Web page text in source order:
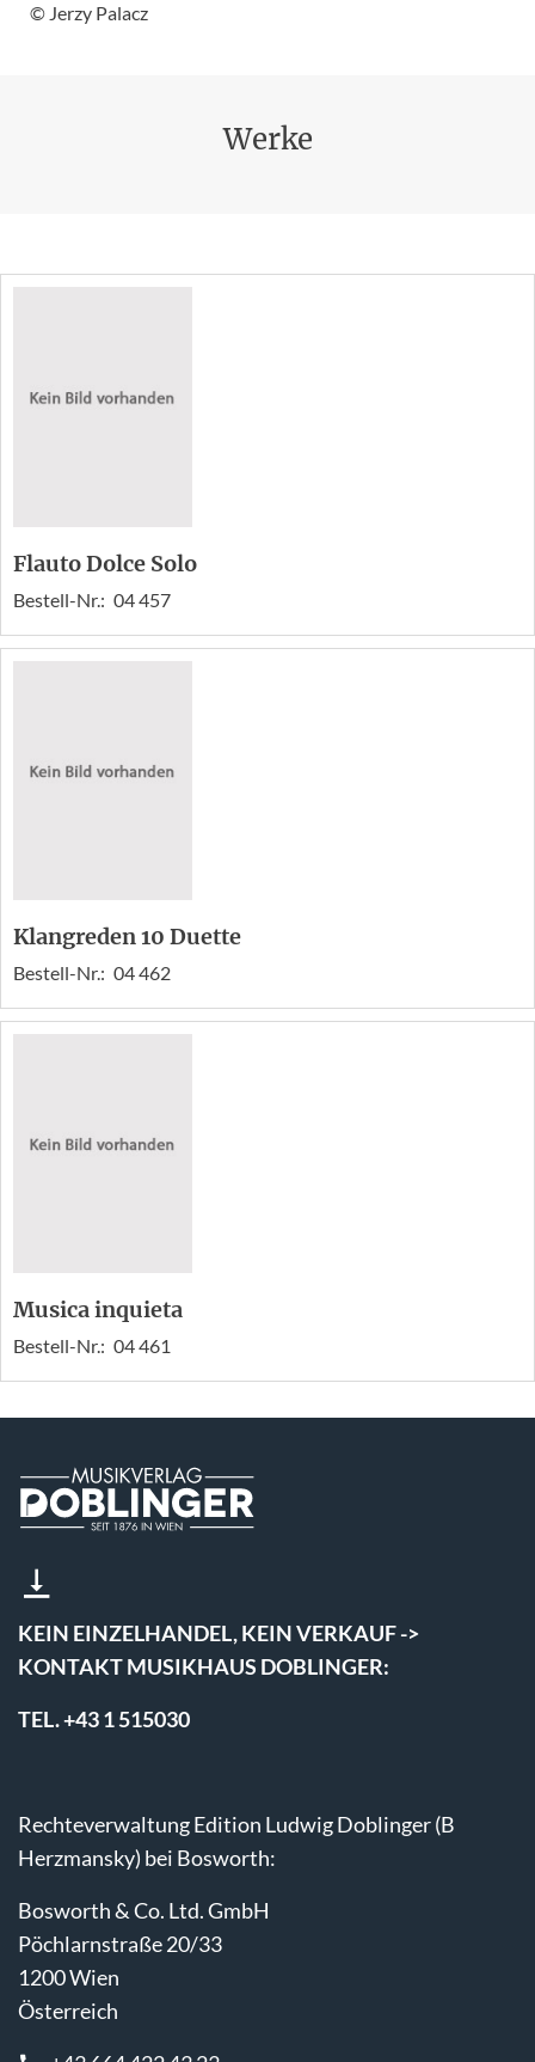
© Jerzy Palacz
Werke
Flauto Dolce Solo
Bestell-Nr.: 04 457
Klangreden 10 Duette
Bestell-Nr.: 04 462
Musica inquieta
Bestell-Nr.: 04 461
KEIN EINZELHANDEL, KEIN VERKAUF ->
KONTAKT MUSIKHAUS DOBLINGER:
TEL. +43 1 515030
Rechteverwaltung Edition Ludwig Doblinger (B
Herzmansky) bei Bosworth:
Bosworth & Co. Ltd. GmbH
Pöchlarnstraße 20/33
1200 Wien
Österreich